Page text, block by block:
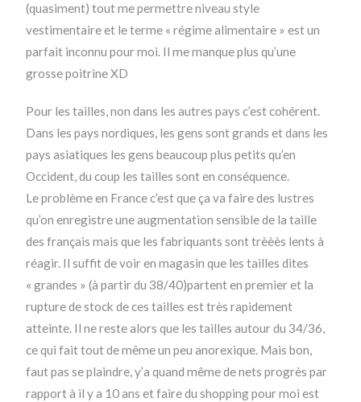
(quasiment) tout me permettre niveau style
vestimentaire et le terme « régime alimentaire » est un
parfait inconnu pour moi. Il me manque plus qu’une
grosse poitrine XD
Pour les tailles, non dans les autres pays c’est cohérent.
Dans les pays nordiques, les gens sont grands et dans les
pays asiatiques les gens beaucoup plus petits qu’en
Occident, du coup les tailles sont en conséquence.
Le problème en France c’est que ça va faire des lustres
qu’on enregistre une augmentation sensible de la taille
des français mais que les fabriquants sont trèèès lents à
réagir. Il suffit de voir en magasin que les tailles dites
« grandes » (à partir du 38/40)partent en premier et la
rupture de stock de ces tailles est très rapidement
atteinte. Il ne reste alors que les tailles autour du 34/36,
ce qui fait tout de même un peu anorexique. Mais bon,
faut pas se plaindre, y’a quand même de nets progrès par
rapport à il y a 10 ans et faire du shopping pour moi est